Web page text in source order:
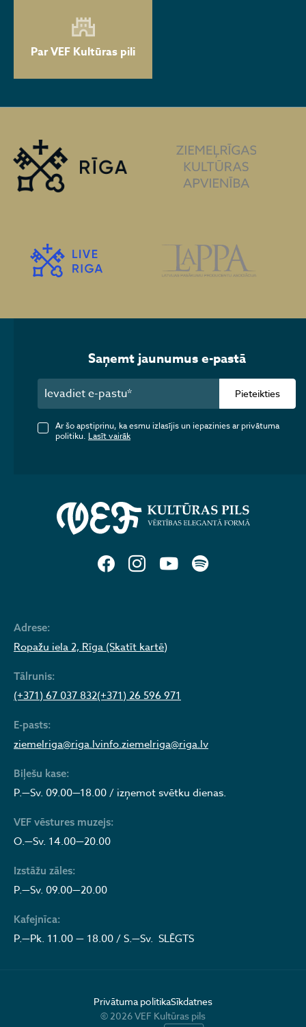
Par VEF Kultūras pili
Adrese:
Ropažu iela 2, Rīga (Skatīt kartē)
Tālrunis:
(+371) 67 037 832(+371) 26 596 971
E-pasts:
ziemelriga@riga.lvinfo.ziemelriga@riga.lv
Biļešu kase:
P.—Sv. 09.00—18.00 / izņemot svētku dienas.
VEF vēstures muzejs:
O.—Sv. 14.00—20.00
Izstāžu zāles:
P.—Sv. 09.00—20.00
Kafejnīca:
P.—Pk. 11.00 — 18.00 / S.—Sv. SLĒGTS
Saņemt jaunumus e-pastā
Pieteikties
Ar šo apstiprinu, ka esmu izlasījis un iepazinies ar privātuma
politiku. Lasīt vairāk
Privātuma politikaSīkdatnes
© 2026 VEF Kultūras pils